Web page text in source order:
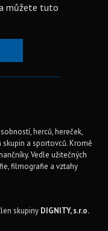
můžete tuto
herců, hereček,
skupin a sportovců. Kromě
Vedle užitečných
filmografie a vztahy
skupiny DIGNITY, s.r.o.